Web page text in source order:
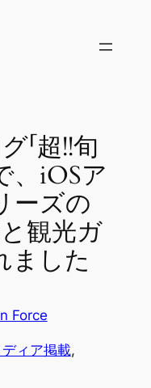
「超!!旬
、iOSア
ーズの
観光ガ
ました
Force
ィア掲載